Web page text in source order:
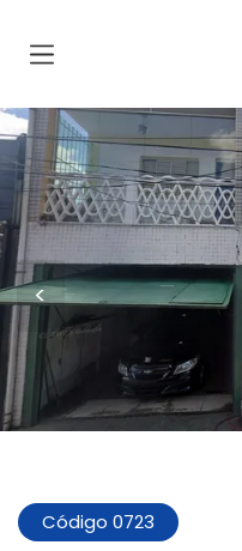
<
Código 0723